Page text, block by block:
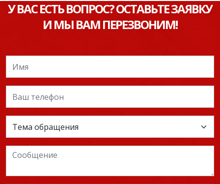
У ВАС ЕСТЬ ВОПРОС? ОСТАВЬТЕ ЗАЯВКУ
И МЫ ВАМ ПЕРЕЗВОНИМ!